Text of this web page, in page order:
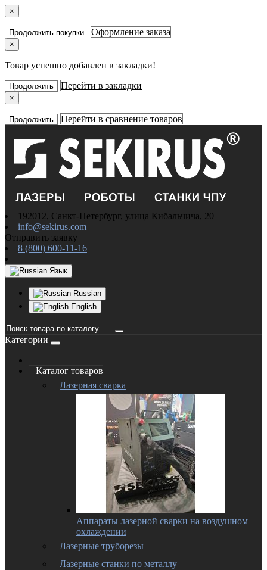
×
Продолжить покупки Оформление заказа
×
Товар успешно добавлен в закладки!
Продолжить Перейти в закладки
×
Продолжить Перейти в сравнение товаров
192012, Санкт-Петербург, улица Кибальчича, 20
info@sekirus.com
Отправить заявку
8 (800) 600-11-16
Язык
Russian
English
Категории
Каталог товаров
Лазерная сварка
Аппараты лазерной сварки на воздушном
охлаждении
Лазерные труборезы
Лазерные станки по металлу